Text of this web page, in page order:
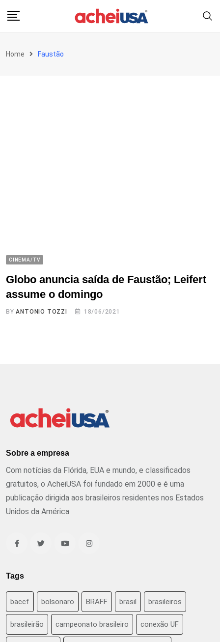
Home Faustão
CINEMA/TV
Globo anuncia saída de Faustão; Leifert
assume o domingo
BYANTONIO TOZZI 18/06/2021
Sobre a empresa
Com notícias da Flórida, EUA e mundo, e classificados
gratuitos, o AcheiUSA foi fundado em 2000 e é uma
publicação dirigida aos brasileiros residentes nos Estados
Unidos da América
Tags
baccf bolsonaro BRAFF brasil brasileiros
brasileirão campeonato brasileiro conexão UF